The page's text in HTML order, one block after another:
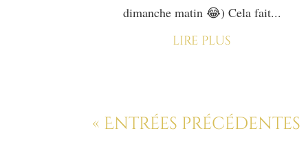
dimanche matin 😂) Cela fait...
lire plus
« Entrées précédentes